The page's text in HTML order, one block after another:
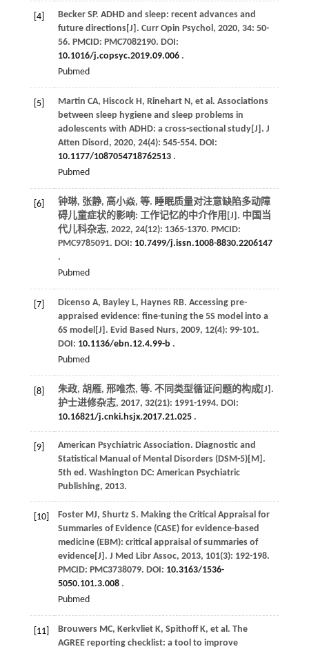
[4] Becker SP. ADHD and sleep: recent advances and
future directions[J]. Curr Opin Psychol, 2020, 34: 50-
56. PMCID: PMC7082190. DOI:
10.1016/j.copsyc.2019.09.006.
Pubmed
[5] Martin CA, Hiscock H, Rinehart N, et al. Associations
between sleep hygiene and sleep problems in
adolescents with ADHD: a cross-sectional study[J]. J
Atten Disord, 2020, 24(4): 545-554. DOI:
10.1177/1087054718762513.
Pubmed
[6] 钟琳, 张静, 高小焱, 等. 睡眠质量对注意缺陷多动障
碍儿童症状的影响: 工作记忆的中介作用[J]. 中国当
代儿科杂志, 2022, 24(12): 1365-1370. PMCID:
PMC9785091. DOI: 10.7499/j.issn.1008-8830.2206147
.
Pubmed
[7] Dicenso A, Bayley L, Haynes RB. Accessing pre-
appraised evidence: fine-tuning the 5S model into a
6S model[J]. Evid Based Nurs, 2009, 12(4): 99-101.
DOI: 10.1136/ebn.12.4.99-b .
Pubmed
[8] 朱政, 胡雁, 邢唯杰, 等. 不同类型循证问题的构成[J].
护士进修杂志, 2017, 32(21): 1991-1994. DOI:
10.16821/j.cnki.hsjx.2017.21.025.
[9] American Psychiatric Association. Diagnostic and
Statistical Manual of Mental Disorders (DSM-5)[M].
5th ed. Washington DC: American Psychiatric
Publishing, 2013.
[10] Foster MJ, Shurtz S. Making the Critical Appraisal for
Summaries of Evidence (CASE) for evidence-based
medicine (EBM): critical appraisal of summaries of
evidence[J]. J Med Libr Assoc, 2013, 101(3): 192-198.
PMCID: PMC3738079. DOI: 10.3163/1536-
5050.101.3.008.
Pubmed
[11] Brouwers MC, Kerkvliet K, Spithoff K, et al. The
AGREE reporting checklist: a tool to improve